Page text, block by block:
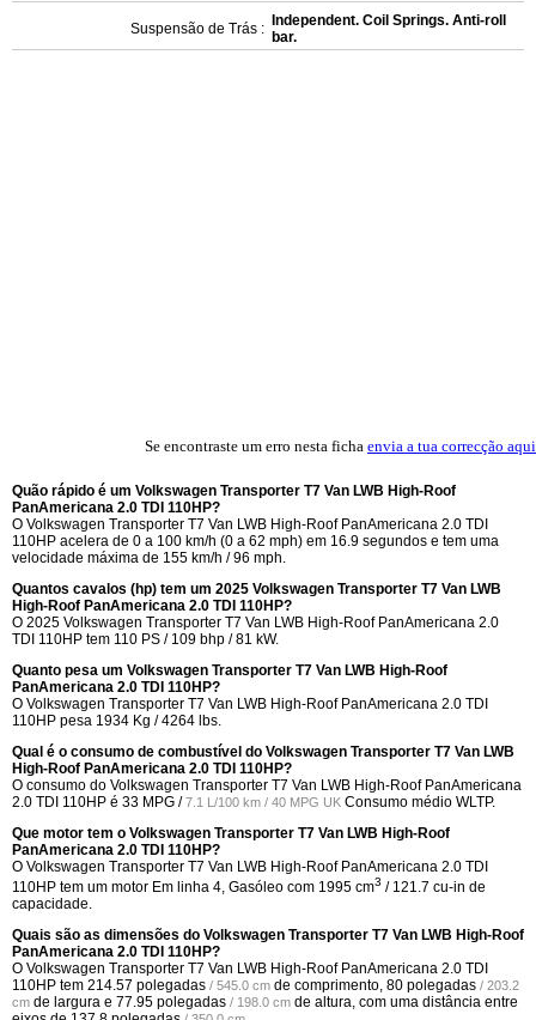
Suspensão de Trás :
Independent. Coil Springs. Anti-roll
bar.
Se encontraste um erro nesta ficha envia a tua correcção aqui
Quão rápido é um Volkswagen Transporter T7 Van LWB High-Roof
PanAmericana 2.0 TDI 110HP?
O Volkswagen Transporter T7 Van LWB High-Roof PanAmericana 2.0 TDI
110HP acelera de 0 a 100 km/h (0 a 62 mph) em 16.9 segundos e tem uma
velocidade máxima de 155 km/h / 96 mph.
Quantos cavalos (hp) tem um 2025 Volkswagen Transporter T7 Van LWB
High-Roof PanAmericana 2.0 TDI 110HP?
O 2025 Volkswagen Transporter T7 Van LWB High-Roof PanAmericana 2.0
TDI 110HP tem 110 PS / 109 bhp / 81 kW.
Quanto pesa um Volkswagen Transporter T7 Van LWB High-Roof
PanAmericana 2.0 TDI 110HP?
O Volkswagen Transporter T7 Van LWB High-Roof PanAmericana 2.0 TDI
110HP pesa 1934 Kg / 4264 lbs.
Qual é o consumo de combustível do Volkswagen Transporter T7 Van LWB
High-Roof PanAmericana 2.0 TDI 110HP?
O consumo do Volkswagen Transporter T7 Van LWB High-Roof PanAmericana
2.0 TDI 110HP é 33 MPG /7.1 L/100 km / 40 MPG UK Consumo médio WLTP.
Que motor tem o Volkswagen Transporter T7 Van LWB High-Roof
PanAmericana 2.0 TDI 110HP?
O Volkswagen Transporter T7 Van LWB High-Roof PanAmericana 2.0 TDI
110HP tem um motor Em linha 4, Gasóleo com 1995 cm3 / 121.7 cu-in de
capacidade.
Quais são as dimensões do Volkswagen Transporter T7 Van LWB High-Roof
PanAmericana 2.0 TDI 110HP?
O Volkswagen Transporter T7 Van LWB High-Roof PanAmericana 2.0 TDI
110HP tem 214.57 polegadas / 545.0 cm de comprimento, 80 polegadas / 203.2
cm de largura e 77.95 polegadas / 198.0 cm de altura, com uma distância entre